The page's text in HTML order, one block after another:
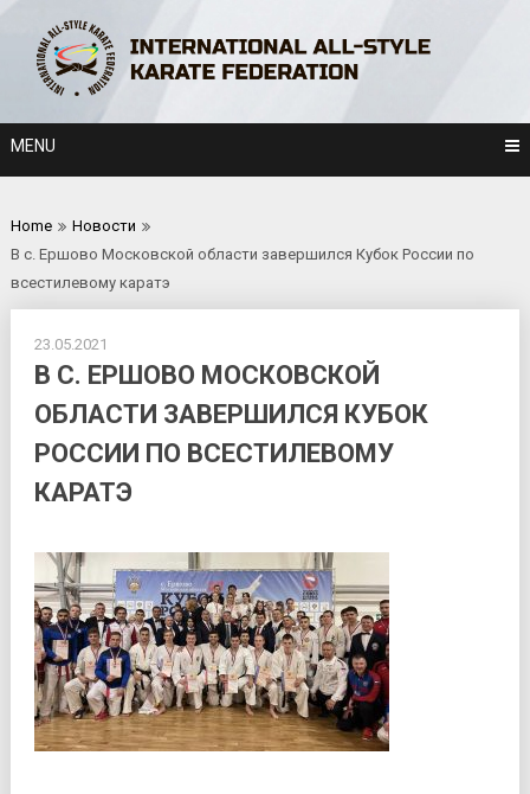
content
MENU
Home
Новости
В с. Ершово Московской области завершился Кубок России по
всестилевому каратэ
23.05.2021
В С. ЕРШОВО МОСКОВСКОЙ
ОБЛАСТИ ЗАВЕРШИЛСЯ КУБОК
РОССИИ ПО ВСЕСТИЛЕВОМУ
КАРАТЭ